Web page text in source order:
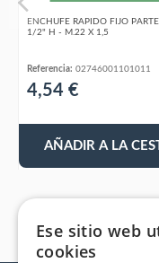
ENCHUFE RAPIDO FIJO
1/2" H - M.22 X 1,5
Referencia: 02746001101011
4,54 €
AÑADIR A LA
Ese sitio web
cookies